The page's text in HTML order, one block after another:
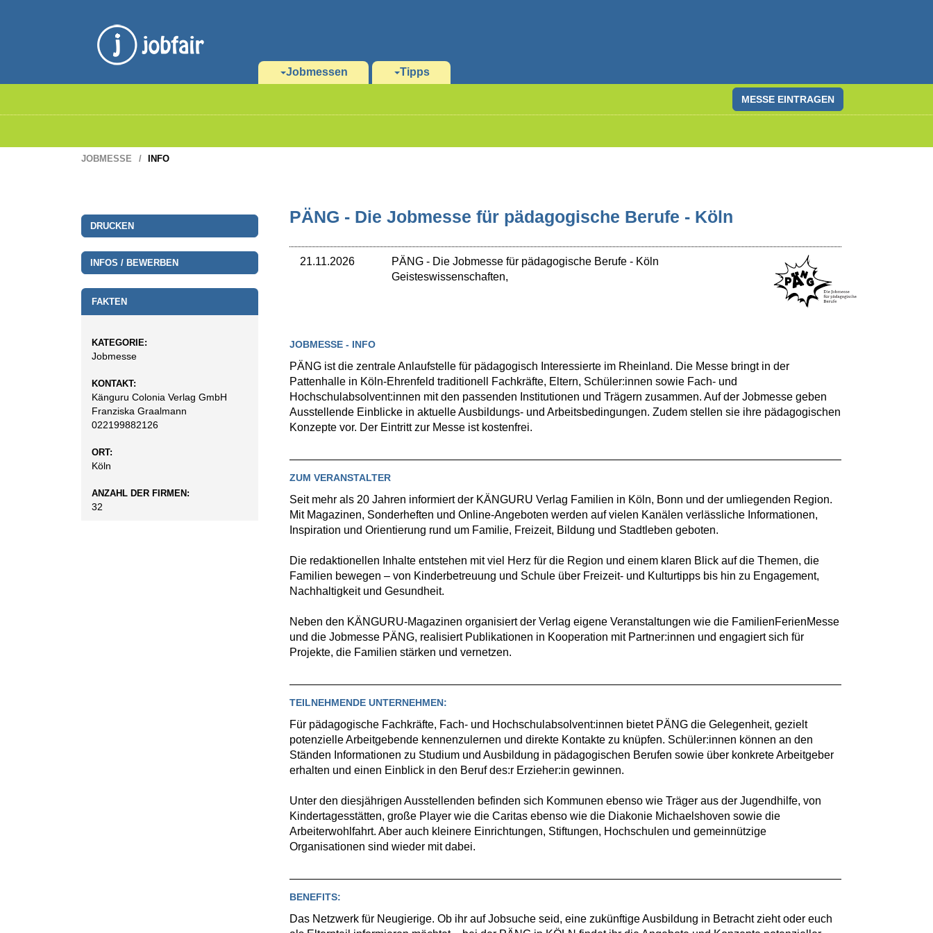
Jobmessen Tipps
MESSE EINTRAGEN
JOBMESSE INFO
DRUCKEN
INFOS / BEWERBEN
FAKTEN
KATEGORIE:
Jobmesse
KONTAKT:
Känguru Colonia Verlag GmbH
Franziska Graalmann
022199882126
ORT:
Köln
ANZAHL DER FIRMEN:
32
PÄNG - Die Jobmesse für pädagogische Berufe - Köln
21.11.2026 PÄNG - Die Jobmesse für pädagogische Berufe - Köln
Geisteswissenschaften,
JOBMESSE - INFO
PÄNG ist die zentrale Anlaufstelle für pädagogisch Interessierte im Rheinland. Die Messe bringt in der
Pattenhalle in Köln-Ehrenfeld traditionell Fachkräfte, Eltern, Schüler:innen sowie Fach- und
Hochschulabsolvent:innen mit den passenden Institutionen und Trägern zusammen. Auf der Jobmesse geben
Ausstellende Einblicke in aktuelle Ausbildungs- und Arbeitsbedingungen. Zudem stellen sie ihre pädagogischen
Konzepte vor. Der Eintritt zur Messe ist kostenfrei.
ZUM VERANSTALTER
Seit mehr als 20 Jahren informiert der KÄNGURU Verlag Familien in Köln, Bonn und der umliegenden Region.
Mit Magazinen, Sonderheften und Online-Angeboten werden auf vielen Kanälen verlässliche Informationen,
Inspiration und Orientierung rund um Familie, Freizeit, Bildung und Stadtleben geboten.
Die redaktionellen Inhalte entstehen mit viel Herz für die Region und einem klaren Blick auf die Themen, die
Familien bewegen – von Kinderbetreuung und Schule über Freizeit- und Kulturtipps bis hin zu Engagement,
Nachhaltigkeit und Gesundheit.
Neben den KÄNGURU-Magazinen organisiert der Verlag eigene Veranstaltungen wie die FamilienFerienMesse
und die Jobmesse PÄNG, realisiert Publikationen in Kooperation mit Partner:innen und engagiert sich für
Projekte, die Familien stärken und vernetzen.
TEILNEHMENDE UNTERNEHMEN:
Für pädagogische Fachkräfte, Fach- und Hochschulabsolvent:innen bietet PÄNG die Gelegenheit, gezielt
potenzielle Arbeitgebende kennenzulernen und direkte Kontakte zu knüpfen. Schüler:innen können an den
Ständen Informationen zu Studium und Ausbildung in pädagogischen Berufen sowie über konkrete Arbeitgeber
erhalten und einen Einblick in den Beruf des:r Erzieher:in gewinnen.
Unter den diesjährigen Ausstellenden befinden sich Kommunen ebenso wie Träger aus der Jugendhilfe, von
Kindertagesstätten, große Player wie die Caritas ebenso wie die Diakonie Michaelshoven sowie die
Arbeiterwohlfahrt. Aber auch kleinere Einrichtungen, Stiftungen, Hochschulen und gemeinnützige
Organisationen sind wieder mit dabei.
BENEFITS:
Das Netzwerk für Neugierige. Ob ihr auf Jobsuche seid, eine zukünftige Ausbildung in Betracht zieht oder euch